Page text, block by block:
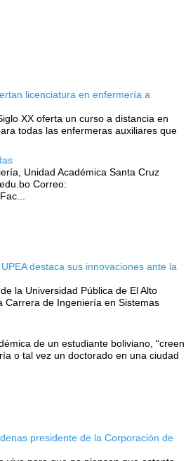
licenciatura en enfermería a
XX oferta un curso a distancia en
todas las enfermeras auxiliares que
Unidad Académica Santa Cruz
Correo:
destaca sus innovaciones ante la
la Universidad Pública de El Alto
Carrera de Ingeniería en Sistemas
de un estudiante boliviano, “creen
o tal vez un doctorado en una ciudad
presidente de la Corporación de